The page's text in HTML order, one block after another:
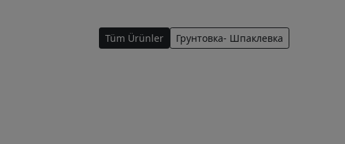
Tüm Ürünler Грунтовка- Шпаклевка